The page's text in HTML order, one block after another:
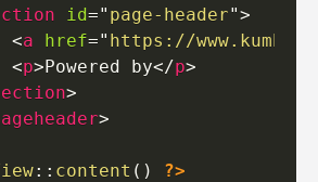
id=" page-header">
<a href=" https://
<p>Powered by</p>
>
>
:: content ( ) ?>